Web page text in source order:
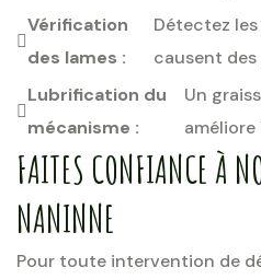
Vérification
des lames :
Détectez
causent des
Lubrification du
mécanisme :
Un
FAITES CONFIANCE À
NANINNE
Pour toute intervention de